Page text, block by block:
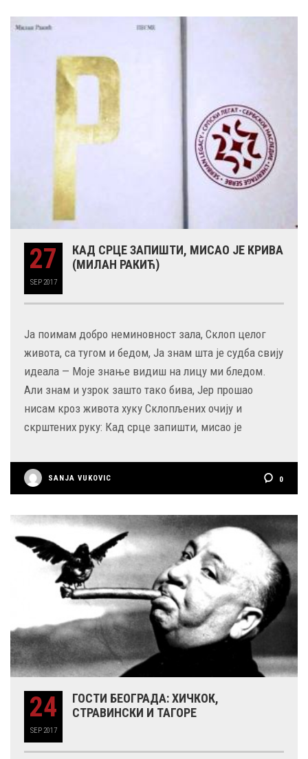
27
SEP 2017
КАД СРЦЕ ЗАПИШТИ, МИСАО ЈЕ КРИВА
(МИЛАН РАКИЋ)
Ја поимам добро неминовност зала, Склоп целог
живота, са тугом и бедом, Ја знам шта је судба свију
идеала — Моје знање видиш на лицу ми бледом.
Али знам и узрок зашто тако бива, Јер прошао
нисам кроз живота хуку Склопљених очију и
скрштених руку: Кад срце запишти, мисао је
SANJA VUKOVIC 0
24
SEP 2017
ГОСТИ БЕОГРАДА: ХИЧКОК,
СТРАВИНСКИ И ТАГОРЕ